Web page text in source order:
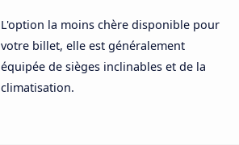
L'option la moins chère disponible pour
votre billet, elle est généralement
équipée de sièges inclinables et de la
climatisation.